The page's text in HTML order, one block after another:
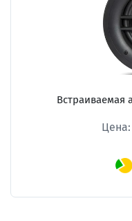
Встраиваемая
Цена: